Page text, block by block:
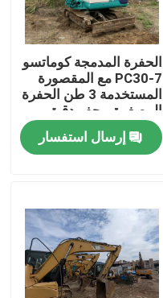
الحفرة المدمجة كوماتسو
PC30-7 مع المقصورة
المستخدمة 3 طن الحفرة
المصغرة - حفر دقيق
كوماتسو الآلات، وقود
منخفض المعدات
المصغرة للبيع
إرسال استفسار